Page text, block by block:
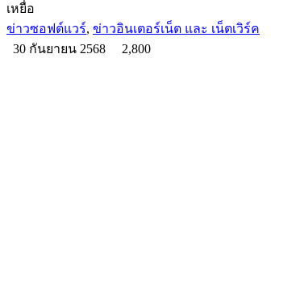
เหยื่อ
ข่าวซอฟต์แวร์, ข่าวอินเตอร์เน็ต และ เน็ตเวิร์ค
30 กันยายน 2568
2,800